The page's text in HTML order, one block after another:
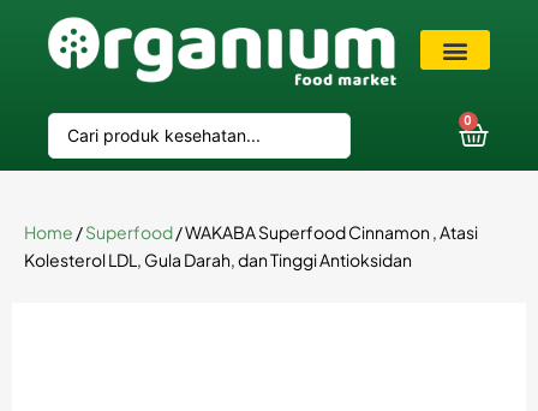
0
Home /Superfood/ WAKABA Superfood Cinnamon , Atasi
Kolesterol LDL, Gula Darah, dan Tinggi Antioksidan